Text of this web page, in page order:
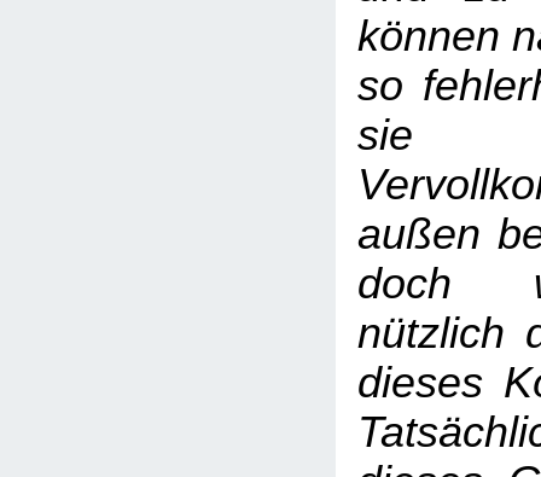
können
so
sie
außen
doch
nützlich
dieses